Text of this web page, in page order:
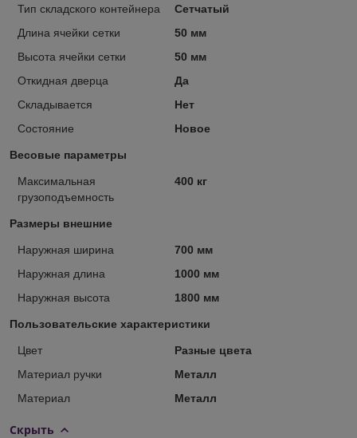
Тип складского контейнера
Сетчатый
Длина ячейки сетки
50 мм
Высота ячейки сетки
50 мм
Откидная дверца
Да
Складывается
Нет
Состояние
Новое
Весовые параметры
Максимальная
грузоподъемность
400 кг
Размеры внешние
Наружная ширина
700 мм
Наружная длина
1000 мм
Наружная высота
1800 мм
Пользовательские характеристики
Цвет
Разные цвета
Материал ручки
Металл
Материал
Металл
Скрыть